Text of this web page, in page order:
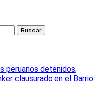
peruanos detenidos,
clausurado en el Barrio